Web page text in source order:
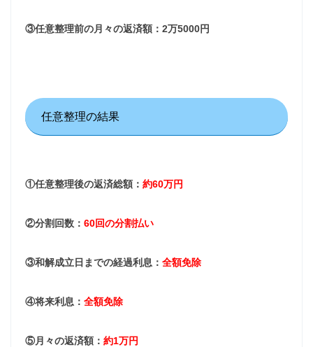
③任意整理前の月々の返済額：2万5000円
任意整理の結果
①任意整理後の返済総額： 約60万円
②分割回数： 60回の分割払い
③和解成立日までの経過利息： 全額免除
④将来利息： 全額免除
⑤月々の返済額： 約1万円